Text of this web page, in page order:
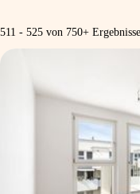
511 - 525 von 750+